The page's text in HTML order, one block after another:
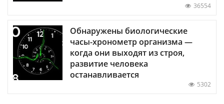
36554
Обнаружены биологические
часы-хронометр организма —
когда они выходят из строя,
развитие человека
останавливается
5302